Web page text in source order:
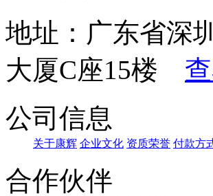
地址：广东省深
大厦C座15楼
公司信息
关于康辉 企业文化 资质荣誉 付款方
合作伙伴